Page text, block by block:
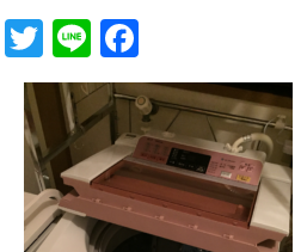
T
wi
tt
er
Li
n
e
a
c
e
b
o